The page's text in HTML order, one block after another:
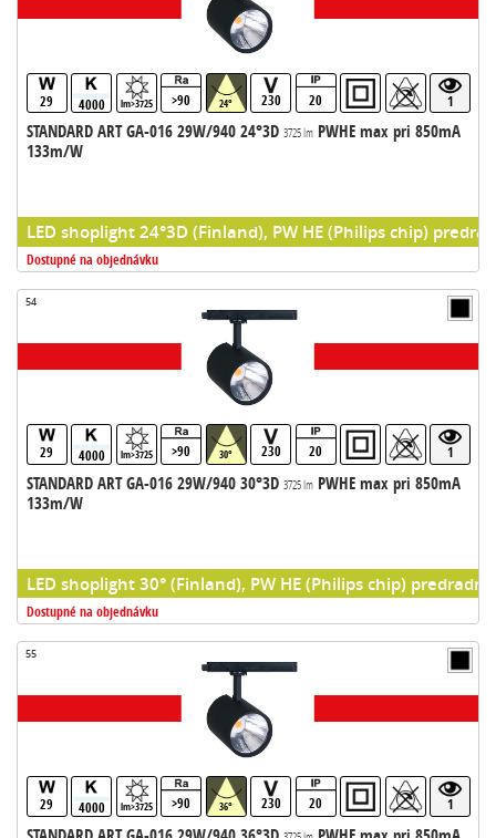
29 4000 lm>3725 >90 24° 230 20 1
STANDARD ART GA-016 29W/940 24°3D 3725 lmPWHE max pri 850mA
133m/W
LED shoplight 24°3D (Finland), PW HE (Philips chip)
Dostupné na objednávku
54
29 4000 lm>3725 >90 30° 230 20 1
STANDARD ART GA-016 29W/940 30°3D 3725 lmPWHE max pri 850mA
133m/W
LED shoplight 30° (Finland), PW HE (Philips chip)
Dostupné na objednávku
55
29 4000 lm>3725 >90 36° 230 20 1